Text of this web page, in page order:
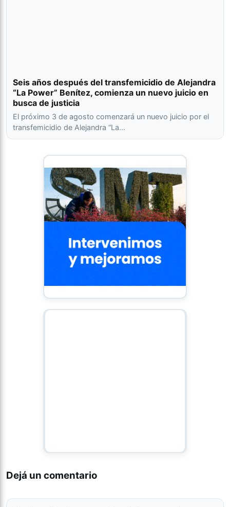
Seis años después del transfemicidio de Alejandra
“La Power” Benítez, comienza un nuevo juicio en
busca de justicia
El próximo 3 de agosto comenzará un nuevo juicio por el
transfemicidio de Alejandra “La…
Dejá un comentario